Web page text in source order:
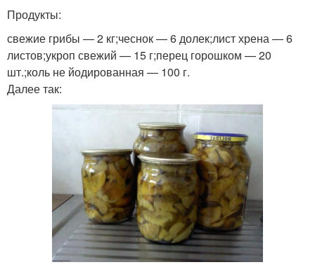
Продукты:
свежие грибы — 2 кг;чеснок — 6 долек;лист хрена — 6
листов;укроп свежий — 15 г;перец горошком — 20
шт.;коль не йодированная — 100 г.
Далее так: